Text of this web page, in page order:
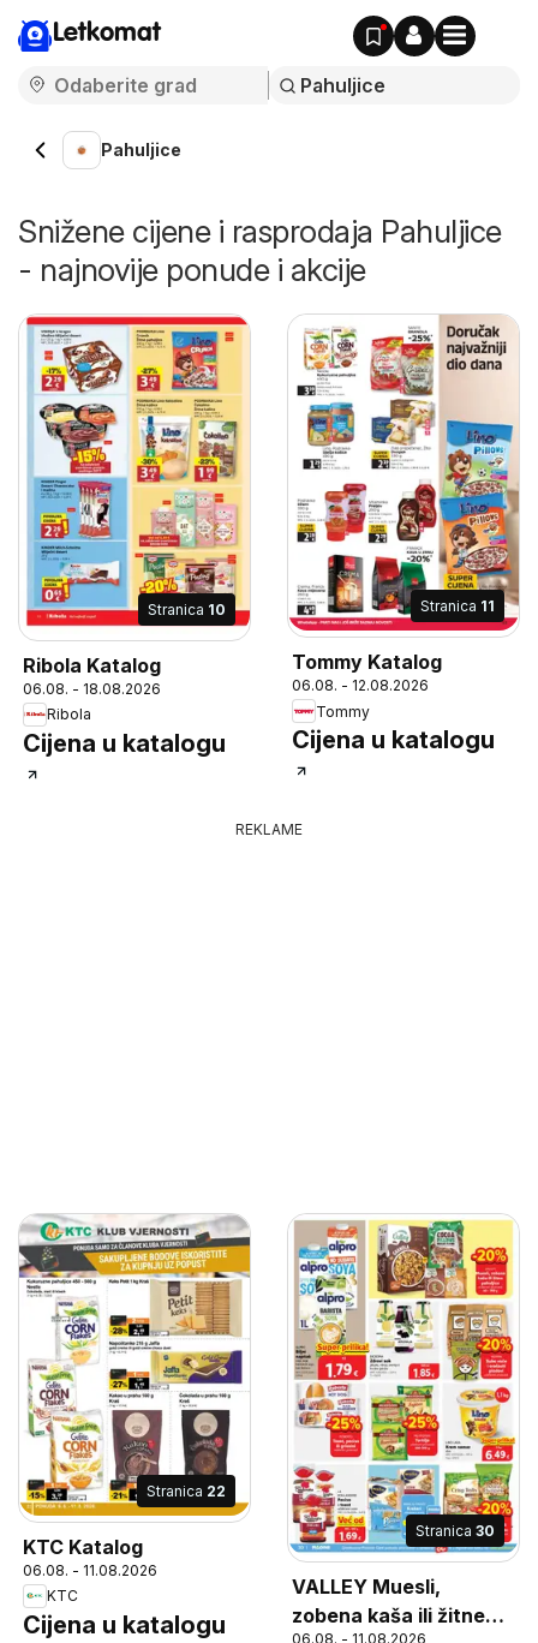
Letkomat
Pahuljice
Snižene cijene i rasprodaja Pahuljice
- najnovije ponude i akcije
Stranica 10
Ribola Katalog
06.08. - 18.08.2026
Ribola
Cijena u katalogu
Stranica 11
Tommy Katalog
06.08. - 12.08.2026
Tommy
Cijena u katalogu
REKLAME
Stranica 22
KTC Katalog
06.08. - 11.08.2026
KTC
Cijena u katalogu
Stranica 30
VALLEY Muesli,
zobena kaša ili žitne
06.08. - 11.08.2026